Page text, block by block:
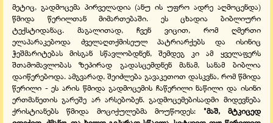
მეტიც, გადმოცემა პირველადია (ანუ ის უფრო ადრე აღმოცენდა)
წმიდა წერილთან მიმართებაში. ეს ცხადია ბიბლიური
ტექსტიდანაც. მაგალითად, ჩვენ ვიცით, რომ ღმერთი
ელაპარაკებოდა ძველაღთქმისეულ პატრიარქებს და ისინიც
ჭეშმარიტებას მისგან სწავლობდნენ, შემდეგ კი ამ ყველაფერს
შთამომავლობას ზეპირად გადასცემდნენ მანამ, სანამ ბიბლია
დაიწერებოდა. ამგვარად, შეიძლება გავაკეთოთ დასკვნა, რომ წმიდა
წერილი - ეს არის წმიდა გადმოცემის ჩაწერილი ნაწილი და ისინი
ერთმანეთის გარეშე არ არსებობენ. გადმოცემებისადმი მიდევნება
ქრისტიანებს წმიდა მოციქულებმა მოუწოდეს: "მაშ, მტკიცედ